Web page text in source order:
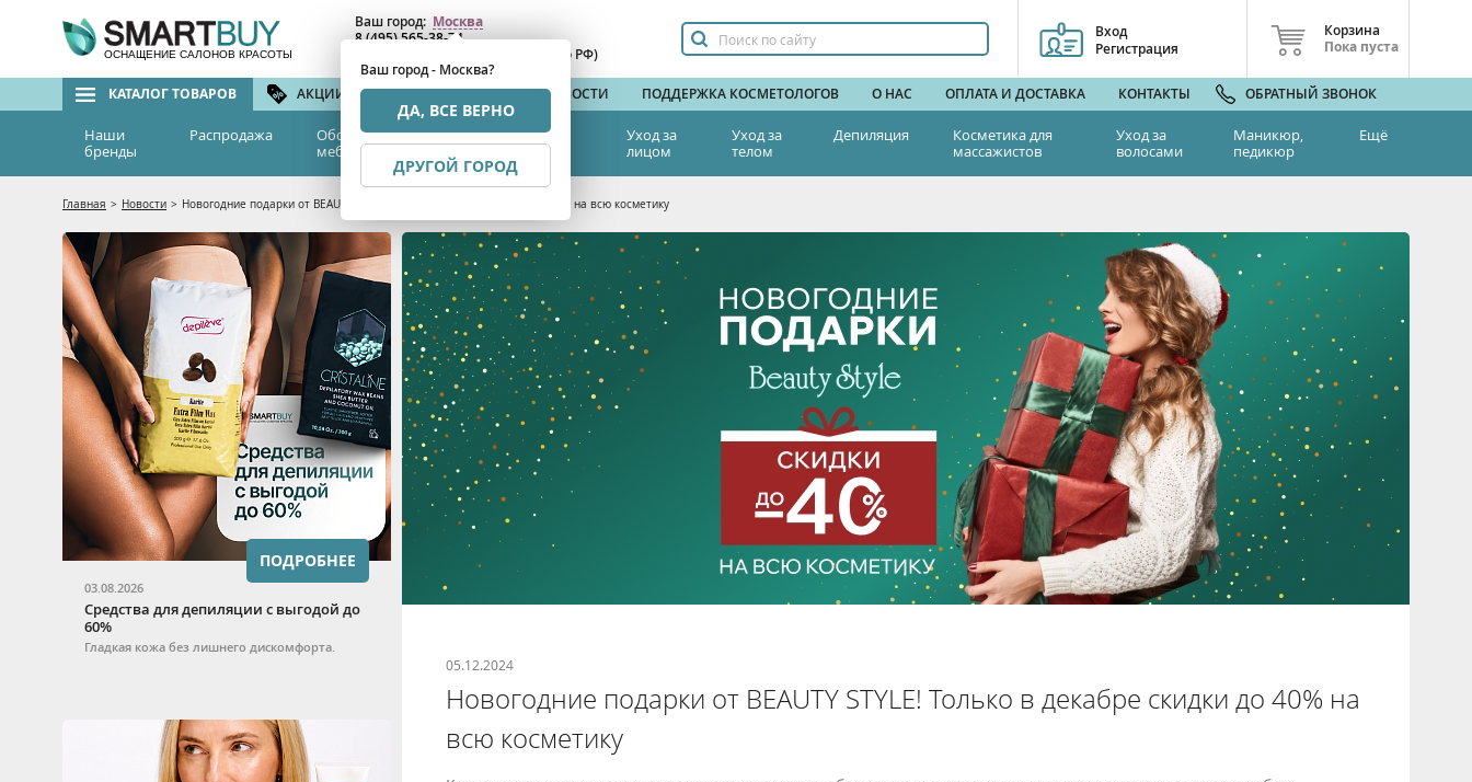
ОСНАЩЕНИЕ САЛОНОВ КРАСОТЫ
Ваш город: Москва
Ваш город - Москва?
ДА, ВСЕ ВЕРНО
ДРУГОЙ ГОРОД
8 (495) 565-38-74
(бесплатный по РФ)
Вход
Регистрация
Корзина
Пока пуста
КАТАЛОГ ТОВАРОВ АКЦИИ И СКИДКИ БРЕНДЫ НОВОСТИ ПОДДЕРЖКА КОСМЕТОЛОГОВ О НАС ОПЛАТА И ДОСТАВКА КОНТАКТЫ ОБРАТНЫЙ ЗВОНОК
Наши
бренды
Распродажа
Оборудование и
мебель
Эстетическая
медицина
Уход за
лицом
Уход за
телом
Депиляция
Косметика для
массажистов
Уход за
волосами
Маникюр,
педикюр
Ещё
Главная > Новости > Новогодние подарки от BEAUTY STYLE! Только в декабре скидки до 40% на всю косметику
03.08.2026
Средства для депиляции с выгодой до
60%
Гладкая кожа без лишнего дискомфорта.
ПОДРОБНЕЕ
05.12.2024
Новогодние подарки от BEAUTY STYLE! Только в декабре скидки до 40% на
всю косметику